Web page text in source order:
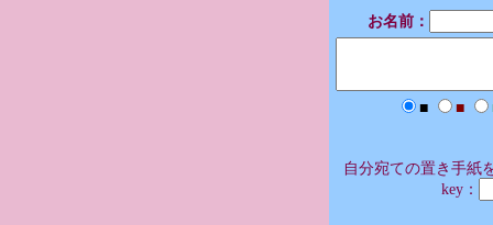
お名前：
■ ■
自分宛ての置き手紙
key：